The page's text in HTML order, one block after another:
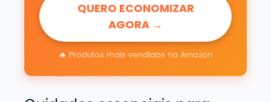
QUERO ECONOMIZAR
AGORA →
🔥 Produtos mais vendidos na Amazon